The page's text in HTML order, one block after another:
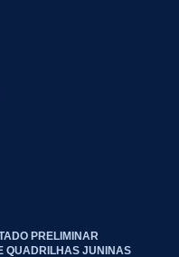
PRELIMINAR
QUADRILHAS JUNINAS